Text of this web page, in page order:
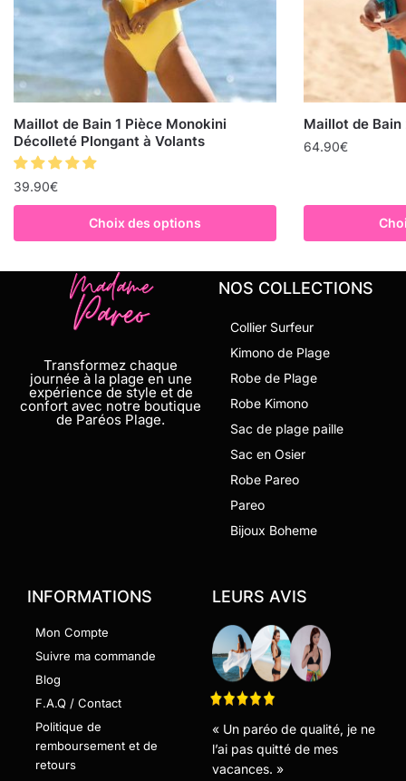
Maillot de Bain 1 Pièce Monokini
Décolleté Plongant à Volants
39.90€
Choix des options
Maillot de
64.90€
Transformez chaque
journée à la plage en une
expérience de style et de
confort avec notre boutique
de Paréos Plage.
NOS COLLECTIONS
Collier Surfeur
Kimono de Plage
Robe de Plage
Robe Kimono
Sac de plage paille
Sac en Osier
Robe Pareo
Pareo
Bijoux Boheme
INFORMATIONS
Mon Compte
Suivre ma commande
Blog
F.A.Q / Contact
Politique de
remboursement et de
retours
LEURS AVIS
« Un paréo de qualité, je ne
l’ai pas quitté de mes
vacances. »